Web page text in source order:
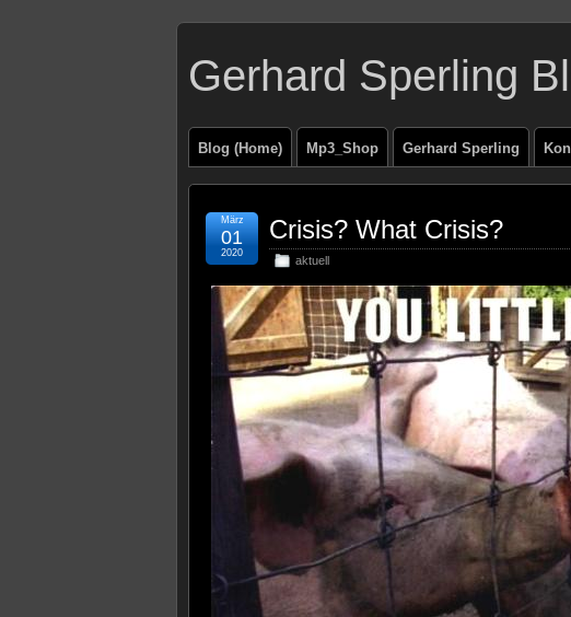
Gerhard Sperling
Blog (Home) Mp3_Shop Gerhard Sperling
Crisis? What Crisis?
aktuell
März
01
2020